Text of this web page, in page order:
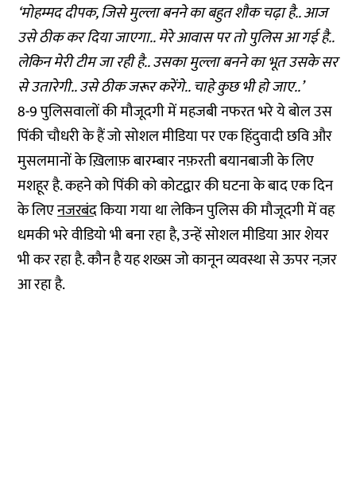
‘मोहम्मद दीपक, जिसे मुल्ला बनने का बहुत शौक चढ़ा है.. आज
उसे ठीक कर दिया जाएगा.. मेरे आवास पर तो पुलिस आ गई है..
लेकिन मेरी टीम जा रही है.. उसका मुल्ला बनने का भूत उसके सर
से उतारेगी.. उसे ठीक जरूर करेंगे.. चाहे कुछ भी हो जाए..’
8-9 पुलिसवालों की मौजूदगी में महजबी नफरत भरे ये बोल उस
पिंकी चौधरी के हैं जो सोशल मीडिया पर एक हिंदुवादी छवि और
मुसलमानों के ख़िलाफ़ बारम्बार नफ़रती बयानबाजी के लिए
मशहूर है. कहने को पिंकी को कोटद्वार की घटना के बाद एक दिन
के लिएनजरबंदकिया गया था लेकिन पुलिस की मौजूदगी में वह
धमकी भरे वीडियो भी बना रहा है, उन्हें सोशल मीडिया आर शेयर
भी कर रहा है. कौन है यह शख्स जो कानून व्यवस्था से ऊपर नज़र
आ रहा है.